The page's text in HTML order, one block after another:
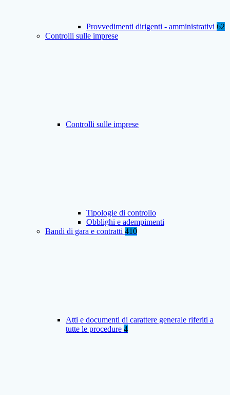
Provvedimenti dirigenti - amministrativi 62
Controlli sulle imprese
Controlli sulle imprese
Tipologie di controllo
Obblighi e adempimenti
Bandi di gara e contratti 410
Atti e documenti di carattere generale riferiti a
tutte le procedure 4